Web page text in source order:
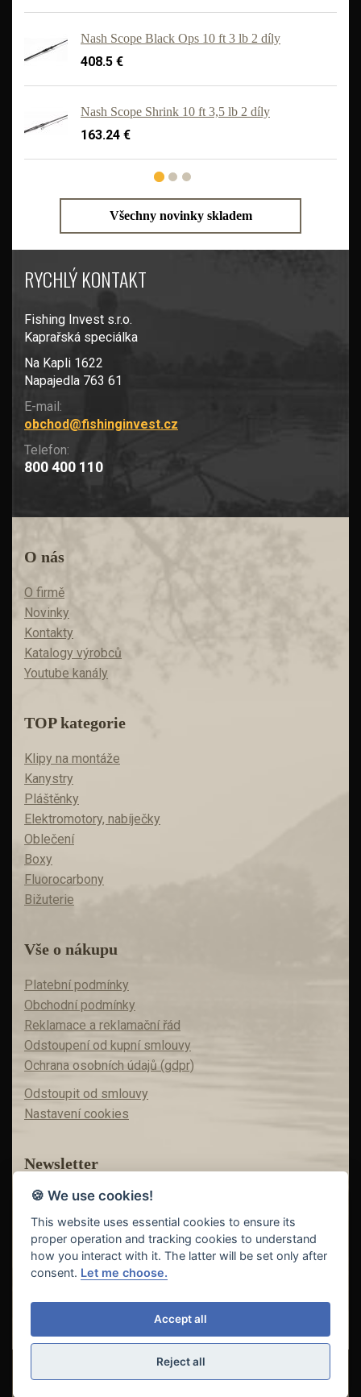
Nash Scope Black Ops 10 ft 3 lb 2 díly
408.5 €
Nash Scope Shrink 10 ft 3,5 lb 2 díly
163.24 €
Všechny novinky skladem
RYCHLÝ KONTAKT
Fishing Invest s.r.o.
Kaprařská speciálka
Na Kapli 1622
Napajedla 763 61
E-mail:
obchod@fishinginvest.cz
Telefon:
800 400 110
O nás
O firmě
Novinky
Kontakty
Katalogy výrobců
Youtube kanály
TOP kategorie
Klipy na montáže
Kanystry
Pláštěnky
Elektromotory, nabíječky
Oblečení
Boxy
Fluorocarbony
Bižuterie
Vše o nákupu
Platební podmínky
Obchodní podmínky
Reklamace a reklamační řád
Odstoupení od kupní smlouvy
Ochrana osobních údajů (gdpr)
Odstoupit od smlouvy
Nastavení cookies
Newsletter
Máte zájem o akční nabídky?
Teď už vám nic neunikne!
FISHING INVEST s.r.o. | partner
🍪 We use cookies!
This website uses essential cookies to ensure its
proper operation and tracking cookies to understand
how you interact with it. The latter will be set only after
consent. Let me choose.
Accept all
Reject all